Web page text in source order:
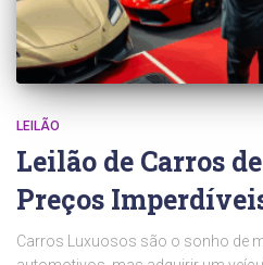
LEILÃO
Leilão de Carros
Preços
Carros Luxuosos são o sonho de